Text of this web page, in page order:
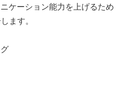
ケーション能力を上げるため
ます。